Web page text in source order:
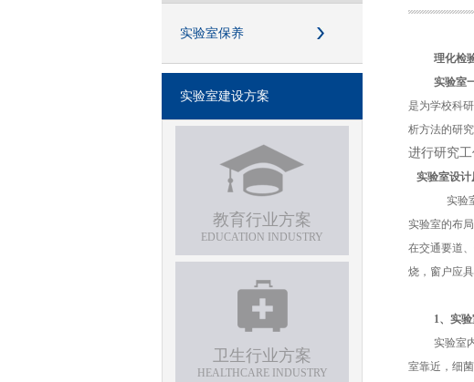
实验室保养
实验室建设方案
教育行业方案
EDUCATION INDUSTRY
卫生行业方案
HEALTHCARE INDUSTRY
理化检
实验室
是为学校科
析方法的研
进行研究工
实验室设计
实验
实验室的布
在交通要道
烧，窗户应
1、实
实验室
室靠近，细